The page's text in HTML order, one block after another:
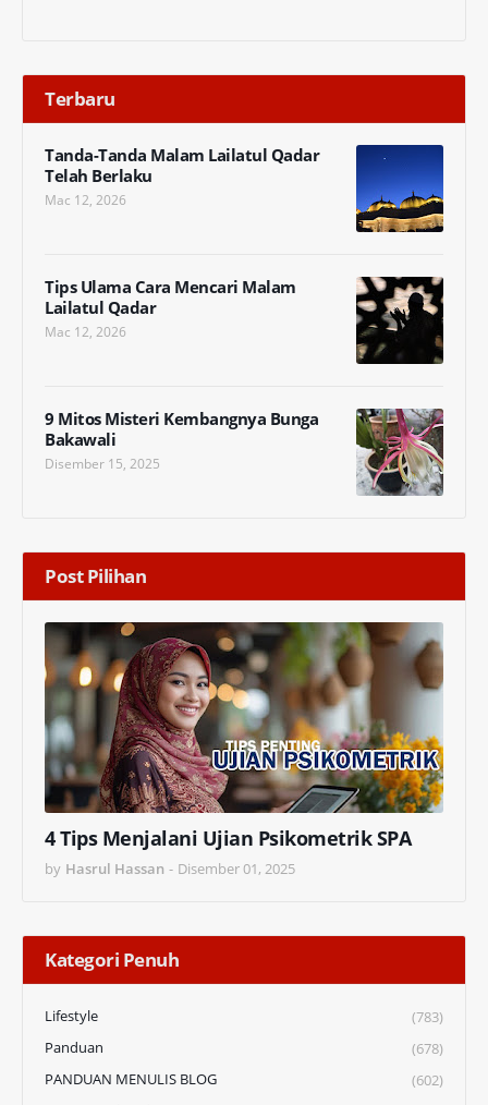
Terbaru
Tanda-Tanda Malam Lailatul Qadar
Telah Berlaku
Mac 12, 2026
Tips Ulama Cara Mencari Malam
Lailatul Qadar
Mac 12, 2026
9 Mitos Misteri Kembangnya Bunga
Bakawali
Disember 15, 2025
Post Pilihan
4 Tips Menjalani Ujian Psikometrik SPA
by Hasrul Hassan - Disember 01, 2025
Kategori Penuh
Lifestyle
(783)
Panduan
(678)
PANDUAN MENULIS BLOG
(602)